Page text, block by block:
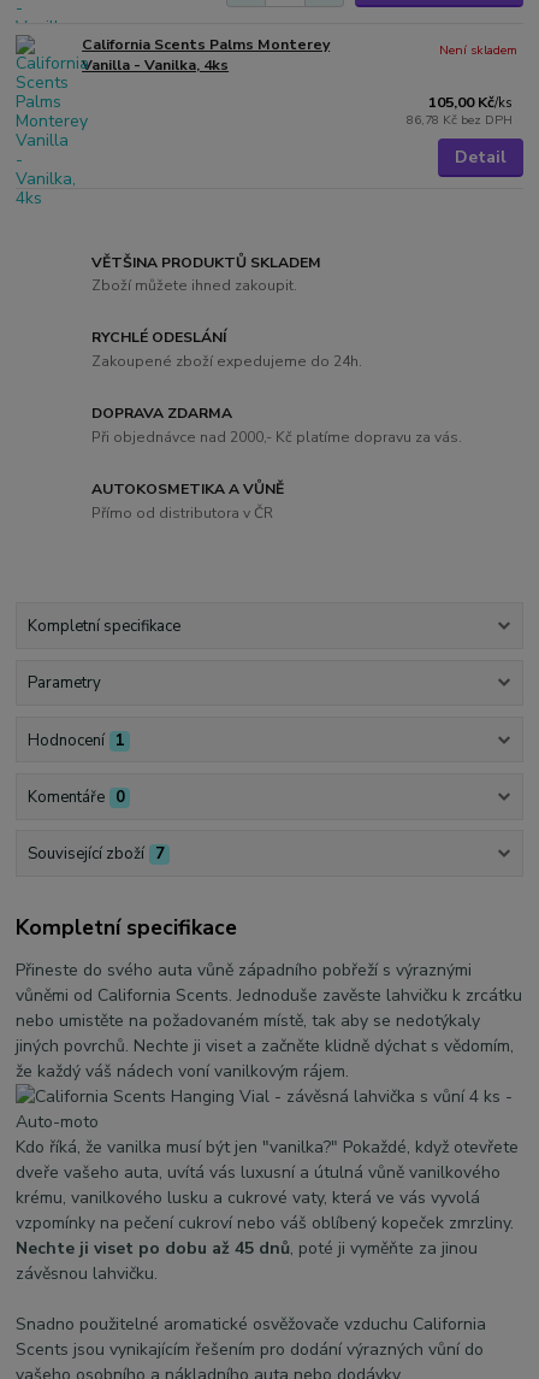
California Scents Palms Monterey
Vanilla - Vanilka, 4ks
105,00 Kč/ks
86,78 Kč bez DPH
Není skladem
Detail
VĚTŠINA PRODUKTŮ SKLADEM
Zboží můžete ihned zakoupit.
RYCHLÉ ODESLÁNÍ
Zakoupené zboží expedujeme do 24h.
DOPRAVA ZDARMA
Při objednávce nad 2000,- Kč platíme dopravu za vás.
AUTOKOSMETIKA A VŮNĚ
Přímo od distributora v ČR
Kompletní specifikace
Parametry
Hodnocení 1
Komentáře 0
Související zboží 7
Kompletní specifikace
Přineste do svého auta vůně západního pobřeží s výraznými
vůněmi od California Scents. Jednoduše zavěste lahvičku k zrcátku
nebo umistěte na požadovaném místě, tak aby se nedotýkaly
jiných povrchů. Nechte ji viset a začněte klidně dýchat s vědomím,
že každý váš nádech voní vanilkovým rájem.
Kdo říká, že vanilka musí být jen "vanilka?" Pokaždé, když otevřete
dveře vašeho auta, uvítá vás luxusní a útulná vůně vanilkového
krému, vanilkového lusku a cukrové vaty, která ve vás vyvolá
vzpomínky na pečení cukroví nebo váš oblíbený kopeček zmrzliny.
Nechte ji viset po dobu až 45 dnů, poté ji vyměňte za jinou
závěsnou lahvičku.
Snadno použitelné aromatické osvěžovače vzduchu California
Scents jsou vynikajícím řešením pro dodání výrazných vůní do
vašeho osobního a nákladního auta nebo dodávky.